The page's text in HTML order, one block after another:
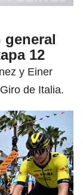
12
y Einer
de Italia.